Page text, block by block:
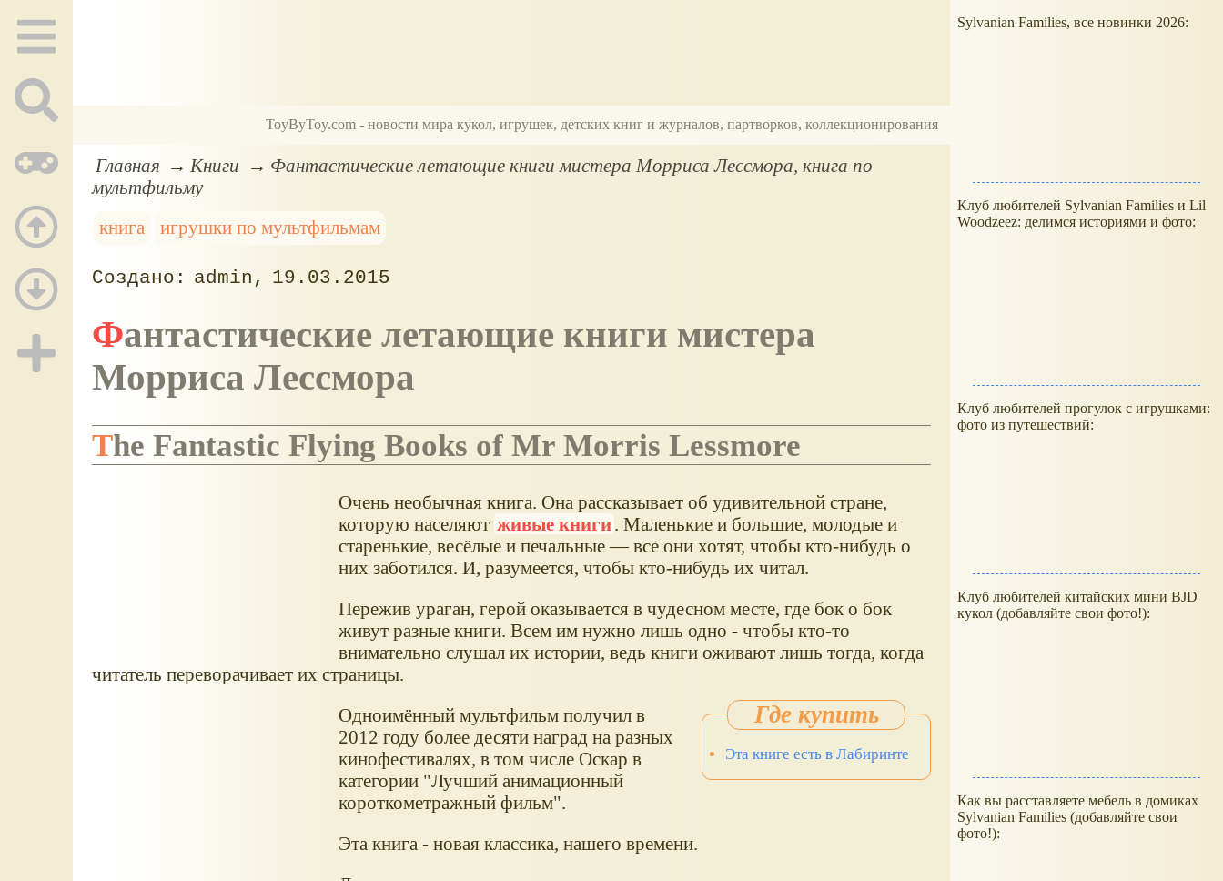
ToyByToy.com - новости мира кукол, игрушек, детских книг и журналов, партворков, коллекционирования
Главная Книги
Фантастические летающие книги мистера Морриса Лессмора, книга по
мультфильму
книга
игрушки по мультфильмам
admin 19.03.2015
Фантастические летающие книги мистера
Морриса Лессмора
The Fantastic Flying Books of Mr Morris Lessmore
Очень необычная книга. Она рассказывает об удивительной стране,
которую населяют живые книги. Маленькие и большие, молодые и
старенькие, весёлые и печальные — все они хотят, чтобы кто-нибудь о
них заботился. И, разумеется, чтобы кто-нибудь их читал.
Пережив ураган, герой оказывается в чудесном месте, где бок о бок
живут разные книги. Всем им нужно лишь одно - чтобы кто-то
внимательно слушал их истории, ведь книги оживают лишь тогда, когда
читатель переворачивает их страницы.
Эта книге есть в Лабиринте
Одноимённый мультфильм получил в
2012 году более десяти наград на разных
кинофестивалях, в том числе Оскар в
категории "Лучший анимационный
короткометражный фильм".
Эта книга - новая классика, нашего времени.
Sylvanian Families, все новинки 2026:
Клуб любителей Sylvanian Families и Lil
Woodzeez: делимся историями и фото:
Клуб любителей прогулок с игрушками:
фото из путешествий:
Клуб любителей китайских мини BJD
кукол (добавляйте свои фото!):
Как вы расставляете мебель в домиках
Sylvanian Families (добавляйте свои
фото!):